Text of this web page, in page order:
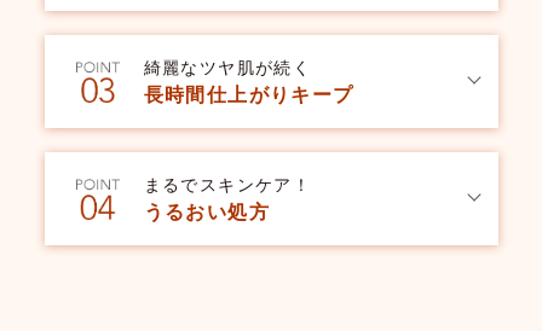
綺麗なツヤ肌が続く
長時間仕上がりキープ
まるでスキンケア！
うるおい処方